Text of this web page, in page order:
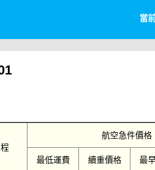
當
航空急件價格
最低運費 續重價格 最